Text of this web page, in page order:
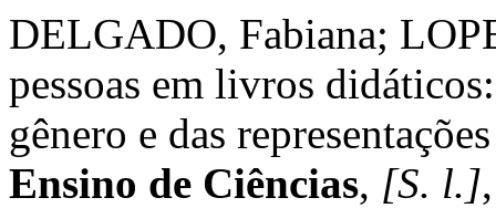
DELGADO, Fabiana;
pessoas em livros
gênero e das
Ensino de Ciências, [S. l.]